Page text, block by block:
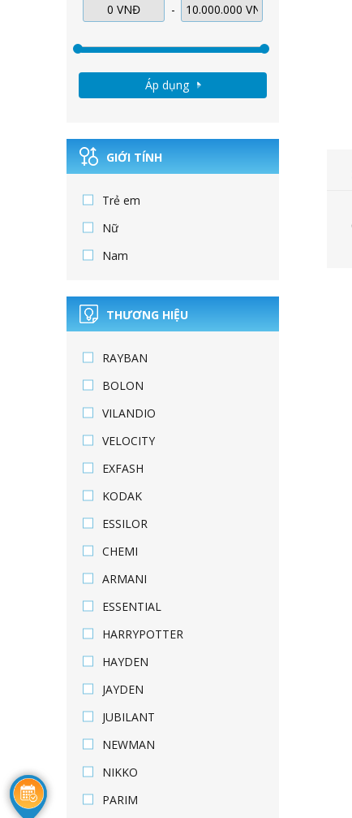
-
Áp dụng
GIỚI TÍNH
Trẻ em
Nữ
Nam
THƯƠNG HIỆU
RAYBAN
BOLON
VILANDIO
VELOCITY
EXFASH
KODAK
ESSILOR
CHEMI
ARMANI
ESSENTIAL
HARRYPOTTER
HAYDEN
JAYDEN
JUBILANT
NEWMAN
NIKKO
PARIM